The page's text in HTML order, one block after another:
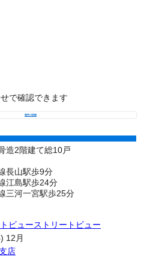
で確認できます
物件の詳細
造2階建て総10戸
長山駅歩9分
江島駅歩24分
三河一宮駅歩25分
ストリートビュー
12月
店